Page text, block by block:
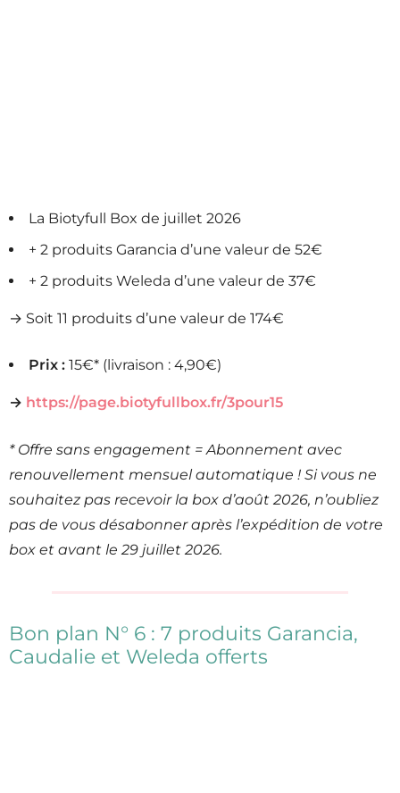
La Biotyfull Box de juillet 2026
+ 2 produits Garancia d’une valeur de 52€
+ 2 produits Weleda d’une valeur de 37€
→ Soit 11 produits d’une valeur de 174€
Prix : 15€* (livraison : 4,90€)
→ https://page.biotyfullbox.fr/3pour15
* Offre sans engagement = Abonnement avec
renouvellement mensuel automatique ! Si vous ne
souhaitez pas recevoir la box d’août 2026, n’oubliez
pas de vous désabonner après l’expédition de votre
box et avant le 29 juillet 2026.
Bon plan N° 6 : 7 produits Garancia,
Caudalie et Weleda offerts